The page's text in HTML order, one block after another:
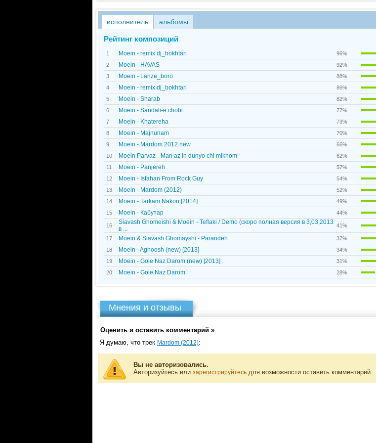
исполнитель альбомы
Рейтинг композиций
1 Moein - remix dj_bokhtari
96%
2
Moein - HAVAS
92%
3
Moein - Lahze_boro
88%
4
Moein - remix dj_bokhtari
86%
5
Moein - Sharab
82%
6
Moein - Sandali-e chobi
77%
7
Moein - Khatereha
73%
8
Moein - Majnunam
70%
9
Moein - Mardom 2012 new
66%
10
Moein Parvaz - Man az in dunyo chi mikhom
62%
11
Moein - Panjereh
57%
12
Moein - Isfahan From Rock Guy
54%
13
Moein - Mardom (2012)
52%
14
Moein - Tarkam Nakon [2014]
49%
15
Moein - Кабутар 44%
16
Siavash Ghomeishi & Moein - Teflaki / Demo (скоро полная версия в 3,03,2013
в ...
41%
17 Moein & Siavash Ghomayshi - Parandeh
37%
18
Moein - Aghoosh (new) [2013]
34%
19
Moein - Gole Naz Darom (new) [2013]
31%
20
Moein - Gole Naz Darom 28%
Мнения и отзывы
Оценить и оставить комментарий »
Я думаю, что трек Mardom (2012):
Вы не авторизовались.
Авторизуйтесь или зарегистрируйтесь для возможности оставить комментарий.